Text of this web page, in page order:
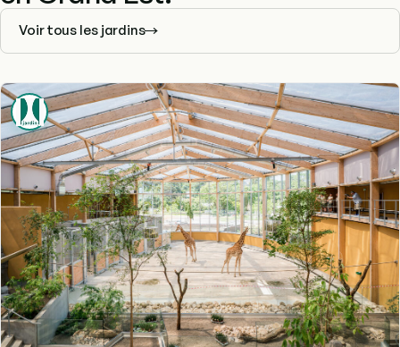
Voir tous les jardins